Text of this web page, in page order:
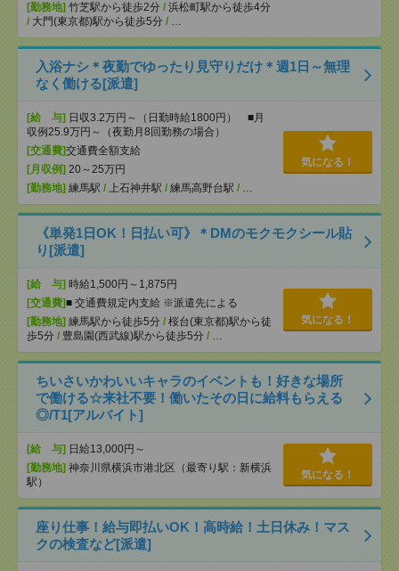
[勤務地] 竹芝駅から徒歩2分 / 浜松町駅から徒歩4分
/ 大門(東京都)駅から徒歩5分 / …
入浴ナシ＊夜勤でゆったり見守りだけ＊週1日～無理
なく働ける[派遣]
[給 与] 日収3.2万円～（日勤時給1800円） ■月
収例25.9万円～（夜勤月8回勤務の場合）
[交通費]交通費全額支給
[月収例] 20～25万円
[勤務地] 練馬駅 / 上石神井駅 / 練馬高野台駅 / …
気になる！
《単発1日OK！日払い可》＊DMのモクモクシール貼
り[派遣]
[給 与] 時給1,500円～1,875円
[交通費]■ 交通費規定内支給 ※派遣先による
[勤務地] 練馬駅から徒歩5分 / 桜台(東京都)駅から徒
歩5分 / 豊島園(西武線)駅から徒歩5分 / …
気になる！
ちいさいかわいいキャラのイベントも！好きな場所
で働ける☆来社不要！働いたその日に給料もらえる
◎/T1[アルバイト]
[給 与] 日給13,000円～
[勤務地] 神奈川県横浜市港北区（最寄り駅：新横浜
駅）
気になる！
座り仕事！給与即払いOK！高時給！土日休み！マス
クの検査など[派遣]